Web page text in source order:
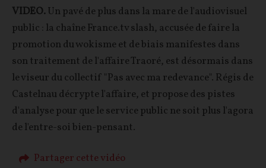
VIDEO.Un pavé de plus dans la mare de l'audiovisuel
public : la chaîne France.tv slash, accusée de faire la
promotion du wokisme et de biais manifestes dans
son traitement de l'affaire Traoré, est désormais dans
le viseur du collectif "Pas avec ma redevance". Régis de
Castelnau décrypte l'affaire, et propose des pistes
d'analyse pour que le service public ne soit plus l'agora
de l'entre-soi bien-pensant.
Partager cette vidéo